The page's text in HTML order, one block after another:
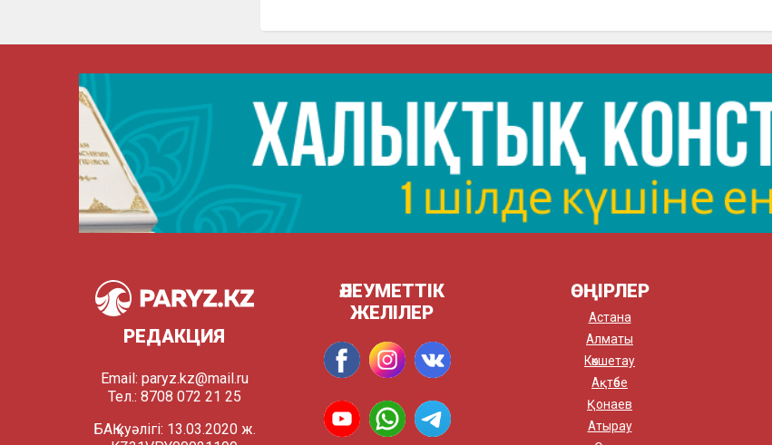
РЕДАКЦИЯ
Email: paryz.kz@mail.ru
Тел.: 8708 072 21 25
БАҚ куәлігі: 13.03.2020 ж.
ӘЛЕУМЕТТІК
ЖЕЛІЛЕР
ӨҢІРЛЕР
Астана
Алматы
Көкшетау
Ақтөбе
Қонаев
Атырау